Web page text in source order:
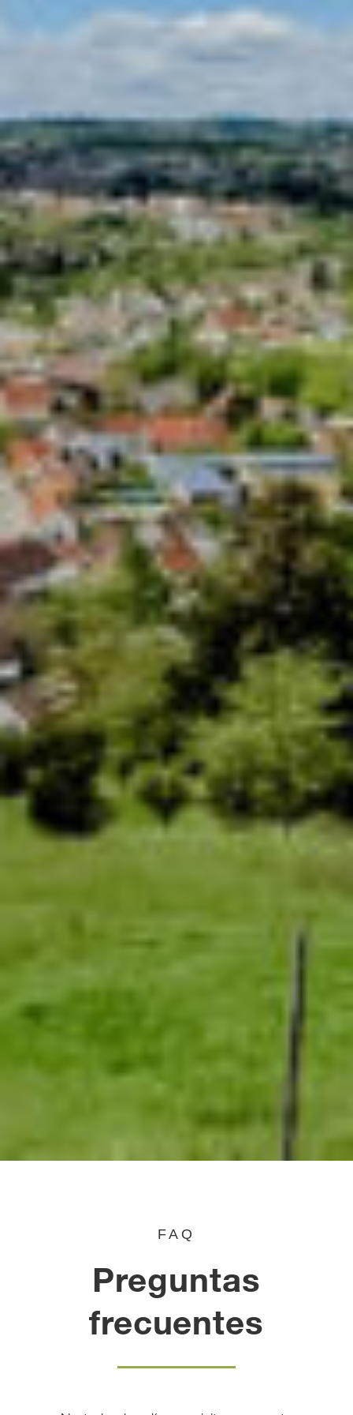
FAQ
Preguntas
frecuentes